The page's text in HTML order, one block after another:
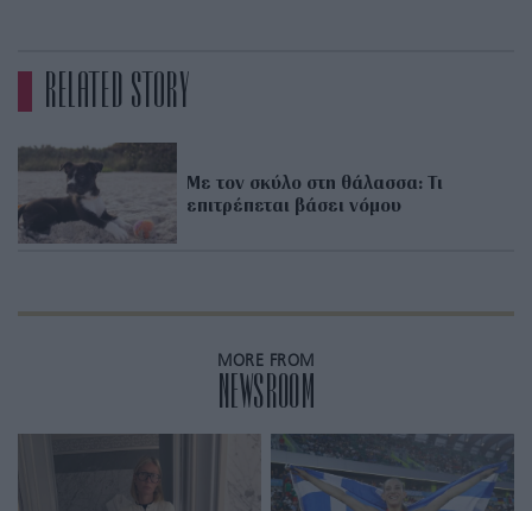
RELATED STORY
Με τον σκύλο στη θάλασσα: Τι
επιτρέπεται βάσει νόμου
MORE FROM
NEWSROOM